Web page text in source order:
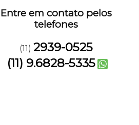
Entre em contato pelos
telefones
(11) 2939-0525
(11) 9.6828-5335